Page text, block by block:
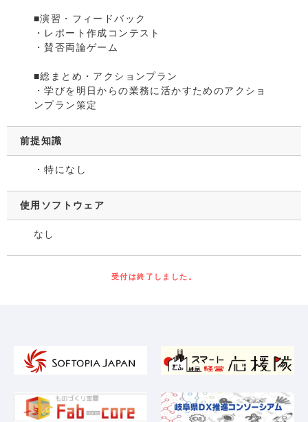
■演習・フィードバック
・レポート作成コンテスト
・賛否両論ゲーム
■総まとめ・アクションプラン
・学びを明日からの業務に活かすためのアクショ
ンプラン策定
前提知識
・特になし
使用ソフトウェア
なし
受付は終了しました。